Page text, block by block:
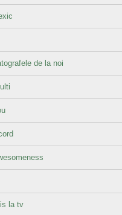
de la noi
la tv